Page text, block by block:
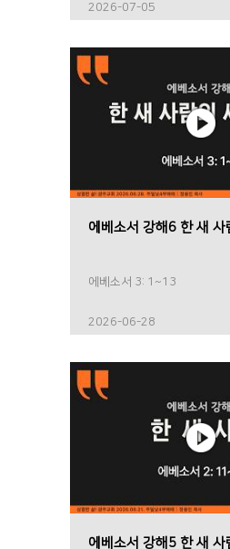
2026-07-05
에베소서 강해6 한 새 사
에베소서 3: 1~13
2026-06-28
에베소서 강해5 한 새 사